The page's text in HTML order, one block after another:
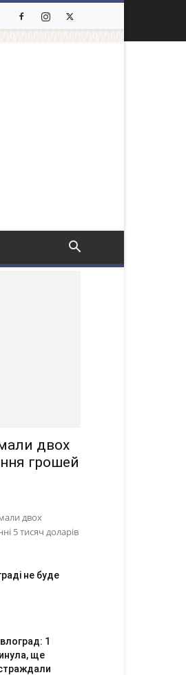
двох
грошей
двох
5 тисяч доларів
не буде
1
ще